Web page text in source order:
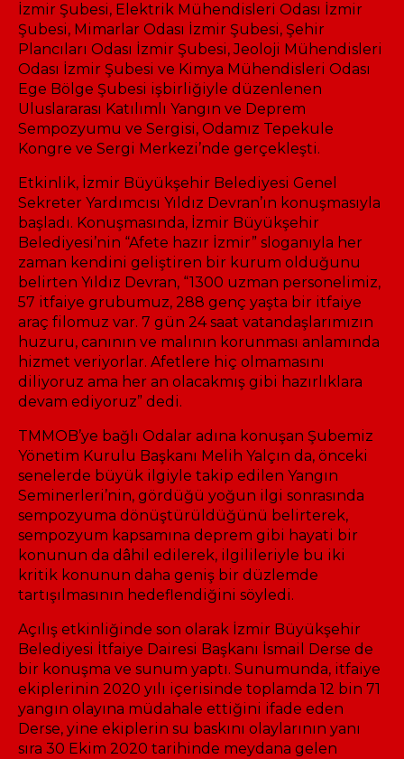
İzmir Şubesi, Elektrik Mühendisleri Odası İzmir
Şubesi, Mimarlar Odası İzmir Şubesi, Şehir
Plancıları Odası İzmir Şubesi, Jeoloji Mühendisleri
Odası İzmir Şubesi ve Kimya Mühendisleri Odası
Ege Bölge Şubesi işbirliğiyle düzenlenen
Uluslararası Katılımlı Yangın ve Deprem
Sempozyumu ve Sergisi, Odamız Tepekule
Kongre ve Sergi Merkezi’nde gerçekleşti.
Etkinlik, İzmir Büyükşehir Belediyesi Genel
Sekreter Yardımcısı Yıldız Devran’ın konuşmasıyla
başladı. Konuşmasında, İzmir Büyükşehir
Belediyesi’nin “Afete hazır İzmir” sloganıyla her
zaman kendini geliştiren bir kurum olduğunu
belirten Yıldız Devran, “1300 uzman personelimiz,
57 itfaiye grubumuz, 288 genç yaşta bir itfaiye
araç filomuz var. 7 gün 24 saat vatandaşlarımızın
huzuru, canının ve malının korunması anlamında
hizmet veriyorlar. Afetlere hiç olmamasını
diliyoruz ama her an olacakmış gibi hazırlıklara
devam ediyoruz” dedi.
TMMOB’ye bağlı Odalar adına konuşan Şubemiz
Yönetim Kurulu Başkanı Melih Yalçın da, önceki
senelerde büyük ilgiyle takip edilen Yangın
Seminerleri’nin, gördüğü yoğun ilgi sonrasında
sempozyuma dönüştürüldüğünü belirterek,
sempozyum kapsamına deprem gibi hayati bir
konunun da dâhil edilerek, ilgilileriyle bu iki
kritik konunun daha geniş bir düzlemde
tartışılmasının hedeflendiğini söyledi.
Açılış etkinliğinde son olarak İzmir Büyükşehir
Belediyesi İtfaiye Dairesi Başkanı İsmail Derse de
bir konuşma ve sunum yaptı. Sunumunda, itfaiye
ekiplerinin 2020 yılı içerisinde toplamda 12 bin 71
yangın olayına müdahale ettiğini ifade eden
Derse, yine ekiplerin su baskını olaylarının yanı
sıra 30 Ekim 2020 tarihinde meydana gelen